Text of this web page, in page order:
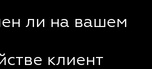
ли на вашем
клиент